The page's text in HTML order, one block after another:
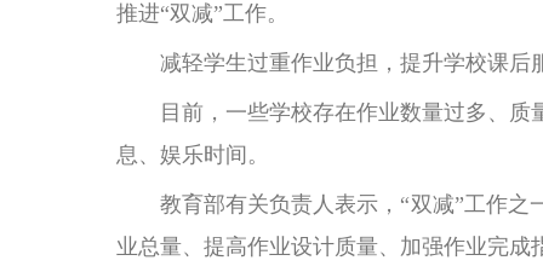
推进“双减”工作。
减轻学生过重作业负担，提升学校课后
目前，一些学校存在作业数量过多、质
息、娱乐时间。
教育部有关负责人表示，“双减”工作之
业总量、提高作业设计质量、加强作业完